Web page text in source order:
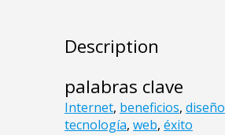
Description
palabras clave
Internet, beneficios, diseño
tecnología, web, éxito